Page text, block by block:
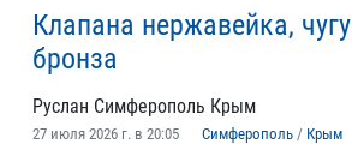
Клапана нержавейка,
бронза
Руслан Симферополь Крым
27 июля 2026 г. в 20:05 Симферополь / Крым